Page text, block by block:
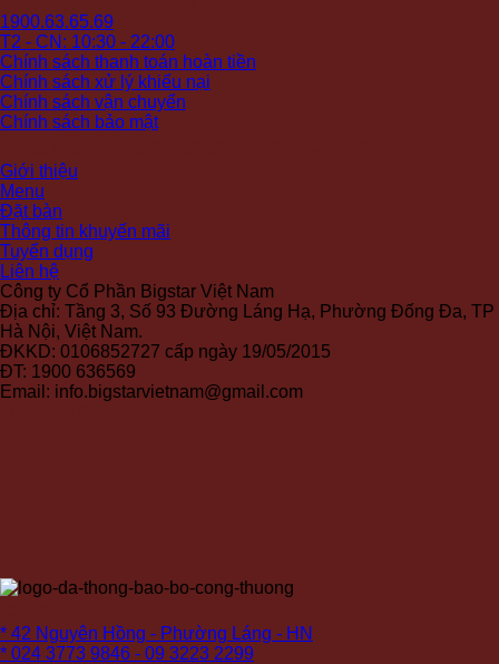
159.000 ₫
đến
169.000 ₫
1900.63.65.69
T2 - CN: 10:30 - 22:00
Chính sách thanh toán hoàn tiền
Chính sách xử lý khiếu nại
Chính sách vận chuyển
Chính sách bảo mật
Giới thiệu
Menu
Đặt bàn
Thông tin khuyến mãi
Tuyển dụng
Liên hệ
Công ty Cổ Phần Bigstar Việt Nam
Địa chỉ: Tầng 3, Số 93 Đường Láng Hạ, Phường Đống Đa, TP
Hà Nội, Việt Nam.
ĐKKD: 0106852727 cấp ngày 19/05/2015
ĐT: 1900 636569
Email: info.bigstarvietnam@gmail.com
* 42 Nguyên Hồng - Phường Láng - HN
* 024 3773 9846 - 09 3223 2299